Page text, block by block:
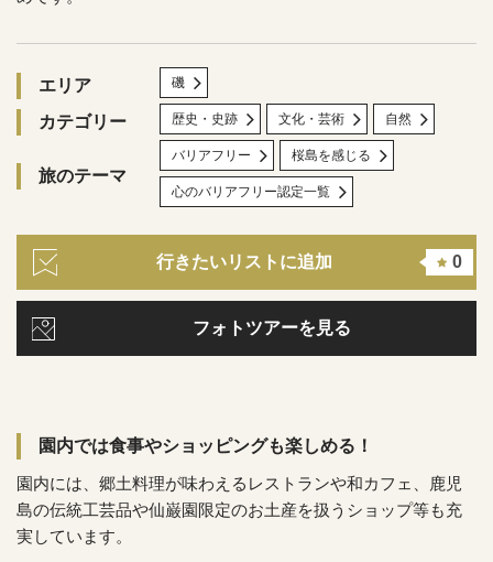
エリア 磯
カテゴリー 歴史・史跡 文化・芸術 自然
旅のテーマ
バリアフリー 桜島を感じる
心のバリアフリー認定一覧
行きたいリストに追加 0
フォトツアーを見る
園内では食事やショッピングも楽しめる！
園内には、郷土料理が味わえるレストランや和カフェ、鹿児
島の伝統工芸品や仙巌園限定のお土産を扱うショップ等も充
実しています。